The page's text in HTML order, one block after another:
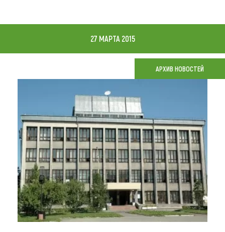
Что привезти (сувениры)
Коллекция впечатлений
Другие рубрики
27 МАРТА 2015
АРХИВ НОВОСТЕЙ